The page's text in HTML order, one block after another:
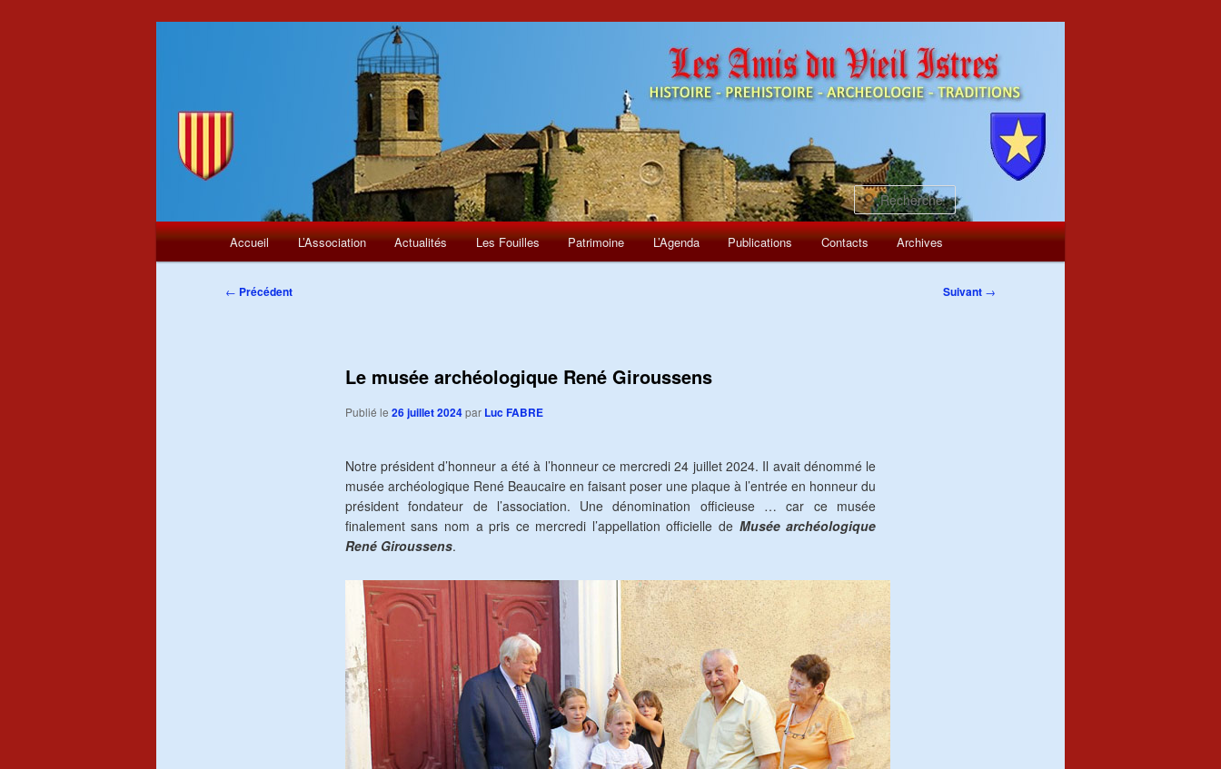
Recherche
Menu
Aller
Accueil L’Association Actualités Les Fouilles Patrimoine L’Agenda Publications Contacts Archives
Navigation
← Précédent Suivant →
Le musée archéologique René Giroussens
Publié le 26 juillet 2024par Luc FABRE
Notre président d’honneur a été à l’honneur ce mercredi 24 juillet 2024. Il avait dénommé le
musée archéologique René Beaucaire en faisant poser une plaque à l’entrée en honneur du
président fondateur de l’association. Une dénomination officieuse … car ce musée
finalement sans nom a pris ce mercredi l’appellation officielle de Musée archéologique
René Giroussens.